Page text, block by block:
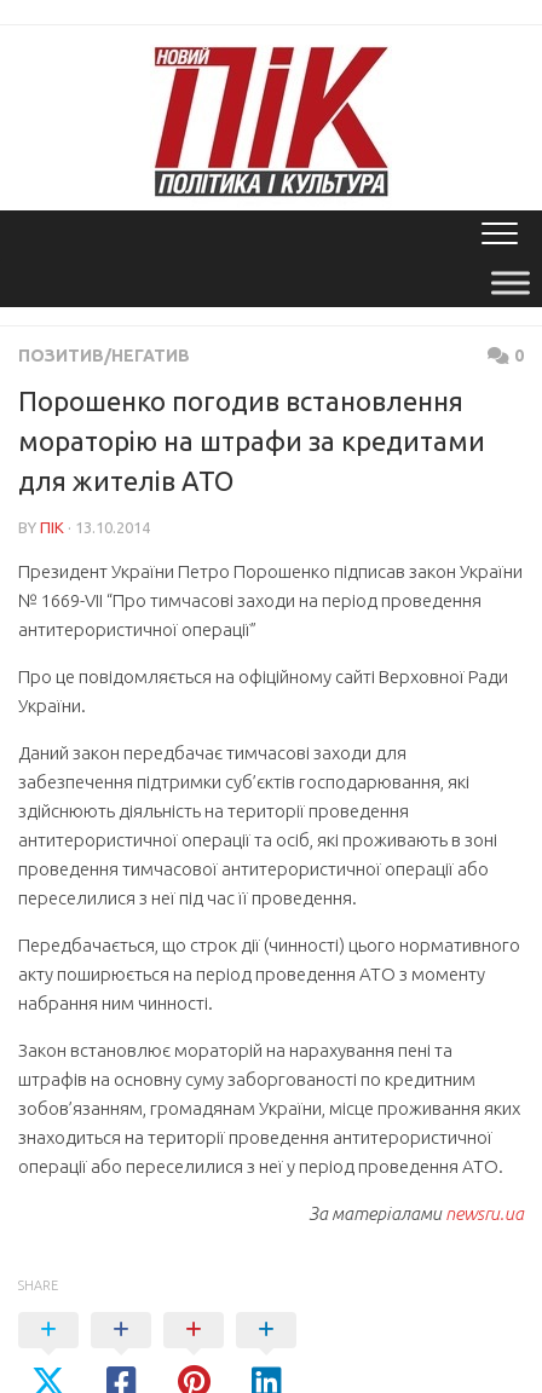
ПОЗИТИВ/НЕГАТИВ 0
Порошенко погодив встановлення
мораторію на штрафи за кредитами
для жителів АТО
BY ПІК · 13.10.2014
Президент України Петро Порошенко підписав закон України
№ 1669-VII “Про тимчасові заходи на період проведення
антитерористичної операції”
Про це повідомляється на офіційному сайті Верховної Ради
України.
Даний закон передбачає тимчасові заходи для
забезпечення підтримки суб’єктів господарювання, які
здійснюють діяльність на території проведення
антитерористичної операції та осіб, які проживають в зоні
проведення тимчасової антитерористичної операції або
переселилися з неї під час її проведення.
Передбачається, що строк дії (чинності) цього нормативного
акту поширюється на період проведення АТО з моменту
набрання ним чинності.
Закон встановлює мораторій на нарахування пені та
штрафів на основну суму заборгованості по кредитним
зобов’язанням, громадянам України, місце проживання яких
знаходиться на території проведення антитерористичної
операції або переселилися з неї у період проведення АТО.
За матеріаламиnewsru.ua
SHARE